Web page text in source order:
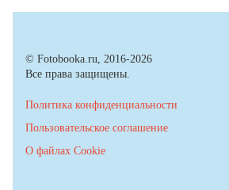
© Fotobooka.ru, 2016-2026
Все права защищены.
Политика конфиденциальности
Пользовательское соглашение
О файлах Cookie